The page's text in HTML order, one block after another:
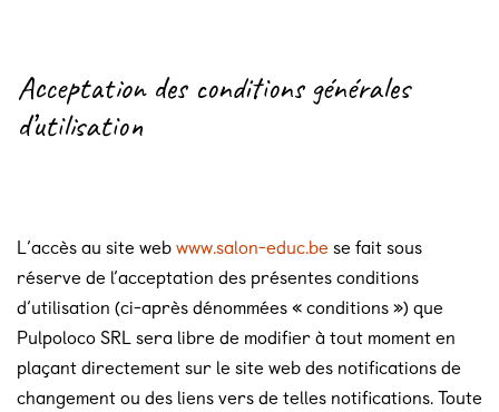
Acceptation des conditions générales
d’utilisation
L’accès au site webwww.salon-educ.be se fait sous
réserve de l’acceptation des présentes conditions
d’utilisation (ci-après dénommées « conditions ») que
Pulpoloco SRL sera libre de modifier à tout moment en
plaçant directement sur le site web des notifications de
changement ou des liens vers de telles notifications. Toute